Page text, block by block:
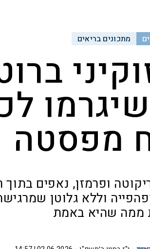
מתכונים בריאים
מפסטה
ופרמזן, נאפים בתוך
וללא גלוטן
ממה שהיא באמת